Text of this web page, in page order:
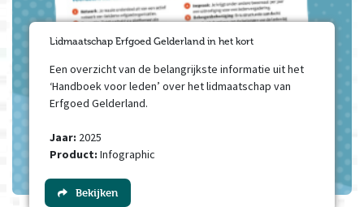
Lidmaatschap Erfgoed Gelderland in het kort
Een overzicht van de belangrijkste informatie uit het
‘Handboek voor leden’ over het lidmaatschap van
Erfgoed Gelderland.
Jaar: 2025
Product: Infographic
Bekijken